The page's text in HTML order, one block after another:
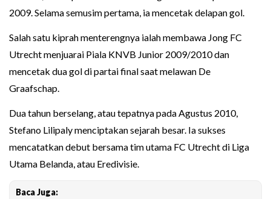
2009. Selama semusim pertama, ia mencetak delapan gol.
Salah satu kiprah menterengnya ialah membawa Jong FC
Utrecht menjuarai Piala KNVB Junior 2009/2010 dan
mencetak dua gol di partai final saat melawan De
Graafschap.
Dua tahun berselang, atau tepatnya pada Agustus 2010,
Stefano Lilipaly menciptakan sejarah besar. Ia sukses
mencatatkan debut bersama tim utama FC Utrecht di Liga
Utama Belanda, atau Eredivisie.
Baca Juga: